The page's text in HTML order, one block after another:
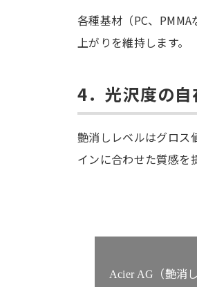
各種基材（PC、
上がりを維持します。
4．光沢度の
艶消しレベルはグロス
インに合わせた質感を
Acier AG （艶消